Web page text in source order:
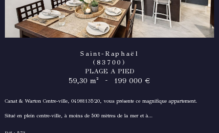
Saint-Raphaël
(83700)
PLAGE A PIED
59,30 m² - 199 000 €
Canat & Warton Centre-ville, 0498113520, vous présente ce magnifique appartement.
Situé en plein centre-ville, à moins de 500 mètres de la mer et à...